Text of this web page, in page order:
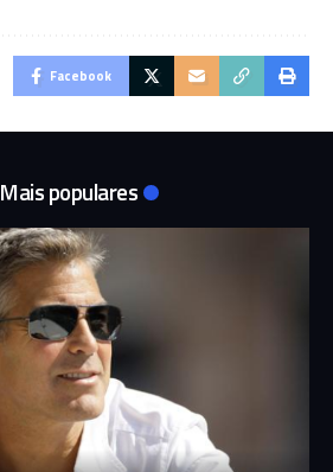
Facebook
Mais populares